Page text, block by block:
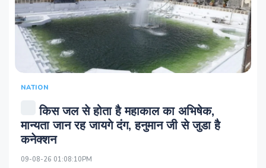
NATION
किस जल से होता है महाकाल का अभिषेक,
मान्यता जान रह जायगे दंग, हनुमान जी से जुडा है
कनेक्शन
09-08-26 01:08:10PM